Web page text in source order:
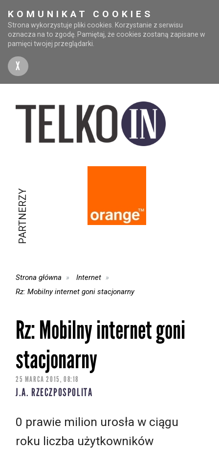
KOMUNIKAT COOKIES
Strona wykorzystuje pliki cookies. Korzystanie z serwisu
oznacza na to zgodę. Pamiętaj, że cookies zostaną zapisane w
pamięci twojej przeglądarki.
X
PARTNERZY
Strona główna
Internet
Rz: Mobilny internet goni stacjonarny
Rz: Mobilny internet goni
stacjonarny
25 MARCA 2015, 08:18
J.A. RZECZPOSPOLITA
0 prawie milion urosła w ciągu
roku liczba użytkowników